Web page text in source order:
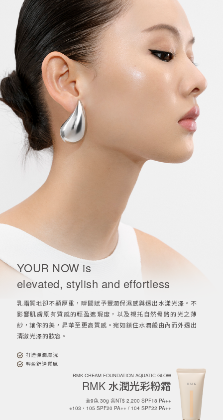
YOUR NOW is
elevated, stylish and effortless
乳霜質地卻不顯厚重，瞬間賦予豐潤保濕感與透出水漾光澤。不
影響肌膚原有質感的輕盈遮瑕度，以及襯托自然骨骼的光之薄
紗，讓你的美，昇華至更高質感。宛如鎖住水潤般由內而外透出
清澈光澤的妝容。
打造彈潤膚況
輕盈舒適質感
RMK CREAM FOUNDATION AQUATIC GLOW
RMK 水潤光彩粉霜
全9色 30g 各NT$ 2,200 SPF18 PA++
※103・105 SPF20 PA++ / 104 SPF22 PA++